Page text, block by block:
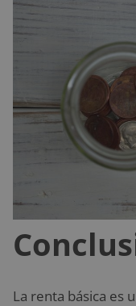
La renta básica es